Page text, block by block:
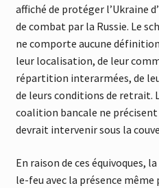
affiché de protéger l’Ukraine
de combat par la Russie. Le
ne comporte aucune
leur localisation, de leur
répartition interarmées, de
de leurs conditions de retrait.
coalition bancale ne
devrait intervenir sous la
En raison de ces équivoques,
le-feu avec la présence même